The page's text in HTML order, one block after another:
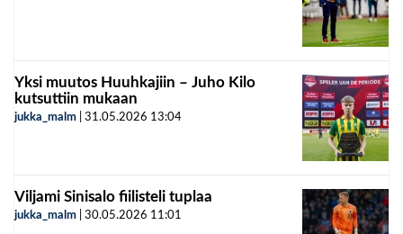
Yksi muutos Huuhkajiin – Juho Kilo
kutsuttiin mukaan
jukka_malm 31.05.2026 13:04
Viljami Sinisalo fiilisteli tuplaa
jukka_malm 30.05.2026 11:01